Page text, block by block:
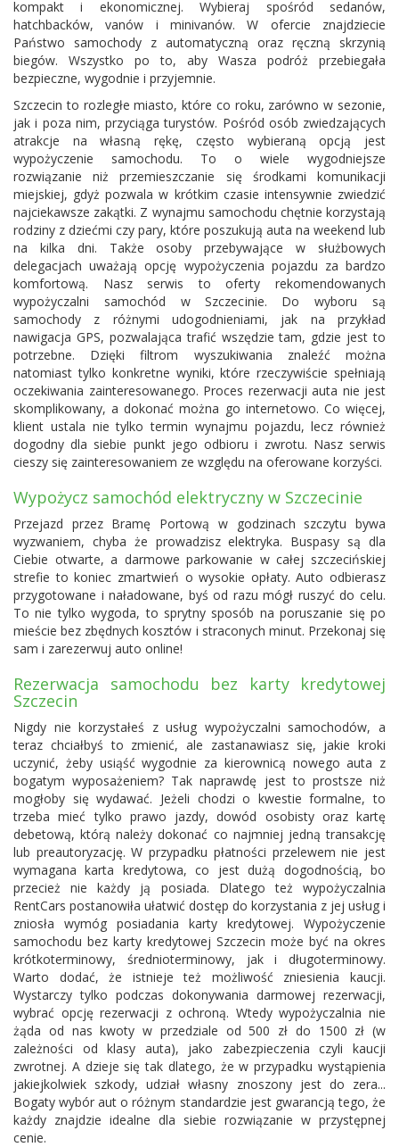
kompakt i ekonomicznej. Wybieraj spośród sedanów,
hatchbacków, vanów i minivanów. W ofercie znajdziecie
Państwo samochody z automatyczną oraz ręczną skrzynią
biegów. Wszystko po to, aby Wasza podróż przebiegała
bezpieczne, wygodnie i przyjemnie.
Szczecin to rozległe miasto, które co roku, zarówno w sezonie,
jak i poza nim, przyciąga turystów. Pośród osób zwiedzających
atrakcje na własną rękę, często wybieraną opcją jest
wypożyczenie samochodu. To o wiele wygodniejsze
rozwiązanie niż przemieszczanie się środkami komunikacji
miejskiej, gdyż pozwala w krótkim czasie intensywnie zwiedzić
najciekawsze zakątki. Z wynajmu samochodu chętnie korzystają
rodziny z dziećmi czy pary, które poszukują auta na weekend lub
na kilka dni. Także osoby przebywające w służbowych
delegacjach uważają opcję wypożyczenia pojazdu za bardzo
komfortową. Nasz serwis to oferty rekomendowanych
wypożyczalni samochód w Szczecinie. Do wyboru są
samochody z różnymi udogodnieniami, jak na przykład
nawigacja GPS, pozwalająca trafić wszędzie tam, gdzie jest to
potrzebne. Dzięki filtrom wyszukiwania znaleźć można
natomiast tylko konkretne wyniki, które rzeczywiście spełniają
oczekiwania zainteresowanego. Proces rezerwacji auta nie jest
skomplikowany, a dokonać można go internetowo. Co więcej,
klient ustala nie tylko termin wynajmu pojazdu, lecz również
dogodny dla siebie punkt jego odbioru i zwrotu. Nasz serwis
cieszy się zainteresowaniem ze względu na oferowane korzyści.
Wypożycz samochód elektryczny w Szczecinie
Przejazd przez Bramę Portową w godzinach szczytu bywa
wyzwaniem, chyba że prowadzisz elektryka. Buspasy są dla
Ciebie otwarte, a darmowe parkowanie w całej szczecińskiej
strefie to koniec zmartwień o wysokie opłaty. Auto odbierasz
przygotowane i naładowane, byś od razu mógł ruszyć do celu.
To nie tylko wygoda, to sprytny sposób na poruszanie się po
mieście bez zbędnych kosztów i straconych minut. Przekonaj się
sam i zarezerwuj auto online!
Rezerwacja samochodu bez karty kredytowej
Szczecin
Nigdy nie korzystałeś z usług wypożyczalni samochodów, a
teraz chciałbyś to zmienić, ale zastanawiasz się, jakie kroki
uczynić, żeby usiąść wygodnie za kierownicą nowego auta z
bogatym wyposażeniem? Tak naprawdę jest to prostsze niż
mogłoby się wydawać. Jeżeli chodzi o kwestie formalne, to
trzeba mieć tylko prawo jazdy, dowód osobisty oraz kartę
debetową, którą należy dokonać co najmniej jedną transakcję
lub preautoryzację. W przypadku płatności przelewem nie jest
wymagana karta kredytowa, co jest dużą dogodnością, bo
przecież nie każdy ją posiada. Dlatego też wypożyczalnia
RentCars postanowiła ułatwić dostęp do korzystania z jej usług i
zniosła wymóg posiadania karty kredytowej. Wypożyczenie
samochodu bez karty kredytowej Szczecin może być na okres
krótkoterminowy, średnioterminowy, jak i długoterminowy.
Warto dodać, że istnieje też możliwość zniesienia kaucji.
Wystarczy tylko podczas dokonywania darmowej rezerwacji,
wybrać opcję rezerwacji z ochroną. Wtedy wypożyczalnia nie
żąda od nas kwoty w przedziale od 500 zł do 1500 zł (w
zależności od klasy auta), jako zabezpieczenia czyli kaucji
zwrotnej. A dzieje się tak dlatego, że w przypadku wystąpienia
jakiejkolwiek szkody, udział własny znoszony jest do zera...
Bogaty wybór aut o różnym standardzie jest gwarancją tego, że
każdy znajdzie idealne dla siebie rozwiązanie w przystępnej
cenie.